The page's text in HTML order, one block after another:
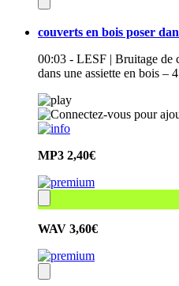
couverts en bois poser
00:03 - LESF | Bruitage de
dans une assiette en bois –
MP3 2,40€
WAV 3,60€